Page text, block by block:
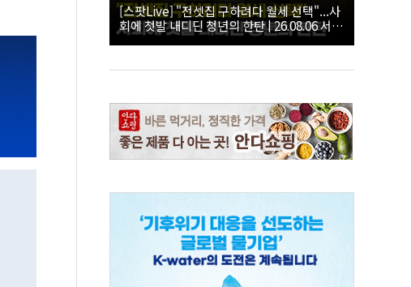
[스팟Live] "전셋집 구하려다 월세 선택"...사
회에 첫발 내디딘 청년의 한탄 | 26.08.06 서울
시 부동산 대토론회